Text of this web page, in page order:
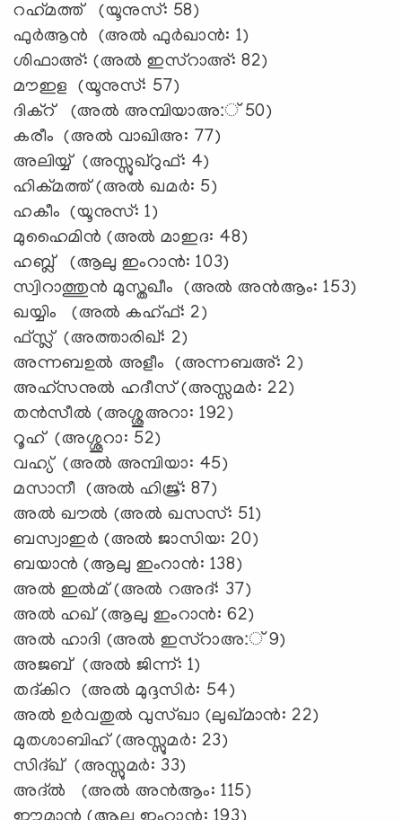
റഹ്‌മത്ത് (യൂനുസ്: 58)
ഫുര്‍ആന്‍ (അല്‍ ഫുര്‍ഖാന്‍: 1)
ശിഫാഅ്: (അല്‍ ഇസ്റാഅ്: 82)
മൗഇള (യൂനുസ്: 57)
ദിക്റ് (അല്‍ അമ്പിയാഅ:് 50)
കരീം (അല്‍ വാഖിഅ: 77)
അലിയ്യ് (അസ്സുഖ്റുഫ്: 4)
ഹിക്മത്ത് (അല്‍ ഖമര്‍: 5)
ഹകീം (യൂനുസ്: 1)
മുഹൈമിന്‍ (അല്‍ മാഇദ: 48)
ഹബ്ല് (ആലു ഇംറാന്‍: 103)
സ്വിറാത്തുന്‍ മുസ്തഖീം (അല്‍ അന്‍ആം: 153)
ഖയ്യിം (അല്‍ കഹ്ഫ്: 2)
ഫ്സ്ല് (അത്താരിഖ്: 2)
അന്നബഉല്‍ അളീം (അന്നബഅ്: 2)
അഹ്സനുല്‍ ഹദീസ് (അസ്സമര്‍: 22)
തന്‍സീല്‍ (അശ്ശുഅറാ: 192)
റൂഹ് (അശ്ശൂറാ: 52)
വഹ്യ് (അല്‍ അമ്പിയാ: 45)
മസാനീ (അല്‍ ഹിജ്ര്: 87)
അല്‍ ഖൗല്‍ (അല്‍ ഖസസ്: 51)
ബസ്വാഇര്‍ (അല്‍ ജാസിയ: 20)
ബയാന്‍ (ആലു ഇംറാന്‍: 138)
അല്‍ ഇല്‍മ് (അല്‍ റഅദ്: 37)
അല്‍ ഹഖ് (ആലു ഇംറാന്‍: 62)
അല്‍ ഹാദി (അല്‍ ഇസ്റാഅ:് 9)
അജബ് (അല്‍ ജിന്ന്: 1)
തദ്കിറ (അല്‍ മുദ്ദസിര്‍: 54)
അല്‍ ഉര്‍വതുല്‍ വുസ്ഖാ (ലുഖ്മാന്‍: 22)
മുതശാബിഹ് (അസ്സുമര്‍: 23)
സിദ്ഖ് (അസ്സുമര്‍: 33)
അദ്ല്‍ (അല്‍ അന്‍ആം: 115)